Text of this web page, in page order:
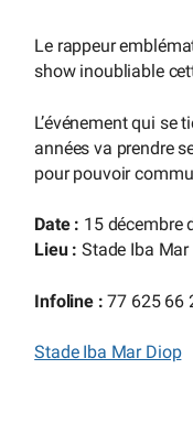
Le rappeur
show inoubliable
L’événement qui se
années va prendre
pour pouvoir
Date : 15 décembre
Lieu : Stade Iba Mar
Infoline : 77 625 66
Stade Iba Mar Diop